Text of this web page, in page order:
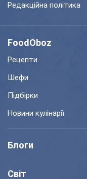
Редакційна політика
FoodOboz
Рецепти
Шефи
Підбірки
Новини кулінарії
Блоги
Світ